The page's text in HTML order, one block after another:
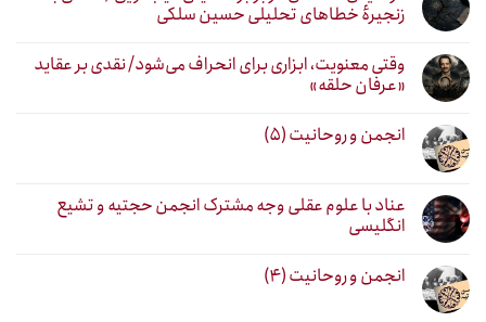
زنجیرهٔ خطاهای تحلیلی حسین سلکی
وقتی معنویت، ابزاری برای انحراف می‌شود/ نقدی بر عقاید
«عرفان حلقه»
انجمن و روحانیت (۵)
عناد با علوم عقلی وجه مشترک انجمن حجتیه و تشیع
انگلیسی
انجمن و روحانیت (۴)